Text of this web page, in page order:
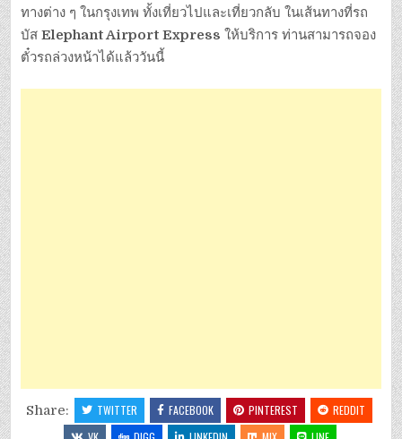
ทางต่าง ๆ ในกรุงเทพ ทั้งเที่ยวไปและเที่ยวกลับ ในเส้นทางที่รถ
บัสElephant Airport Express ให้บริการ ท่านสามารถจอง
ตั๋วรถล่วงหน้าได้แล้ววันนี้
Share: TWITTER FACEBOOK PINTEREST
REDDIT